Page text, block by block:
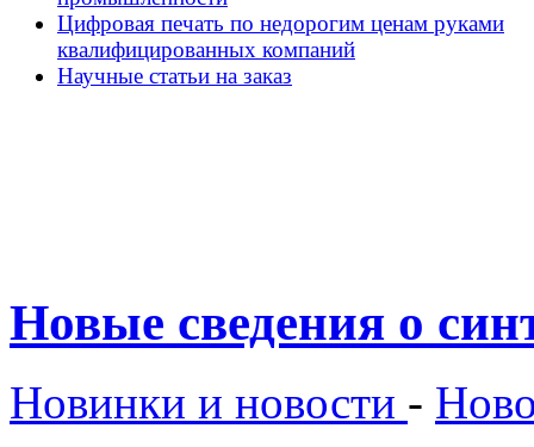
Цифровая печать по недорогим ценам руками
квалифицированных компаний
Научные статьи на заказ
Новые сведения о
Новинки и новости -